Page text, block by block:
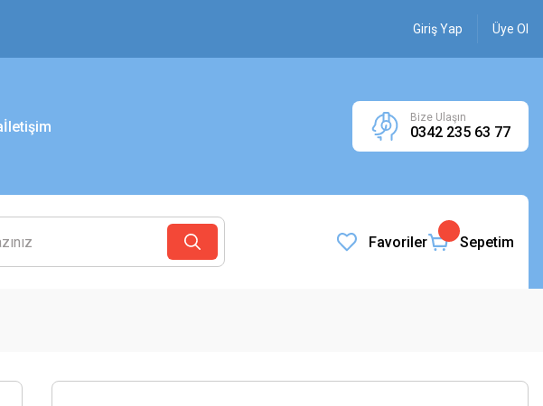
Giriş Yap Üye Ol
İletişim
Bize Ulaşın
0342 235 63 77
Favoriler Sepetim